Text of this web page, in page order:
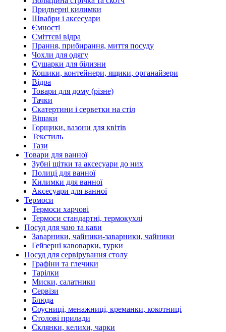
Придверні килимки
Швабри і аксесуари
Ємності
Сміттєві відра
Прання, прибирання, миття посуду
Чохли для одягу
Сушарки для білизни
Кошики, контейнери, ящики, органайзери
Відра
Товари для дому (різне)
Тачки
Скатертини і серветки на стіл
Вішаки
Горщики, вазони для квітів
Текстиль
Тази
Товари для ванної
Зубні щітки та аксесуари до них
Полиці для ванної
Килимки для ванної
Аксесуари для ванної
Термоси
Термоси харчові
Термоси стандартні, термокухлі
Посуд для чаю та кави
Заварники, чайники-заварники, чайники
Гейзерні кавоварки, турки
Посуд для сервірування столу
Графіни та глечики
Тарілки
Миски, салатники
Сервізи
Блюда
Соусниці, менажниці, креманки, кокотниці
Столові прилади
Склянки, келихи, чарки